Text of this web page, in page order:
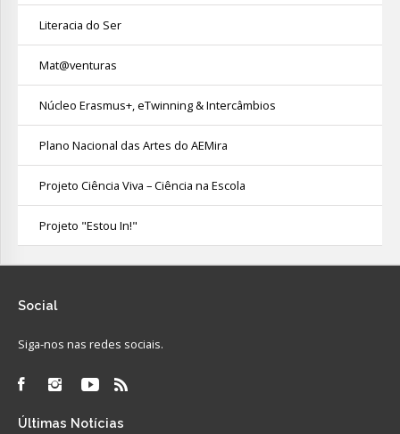
Literacia do Ser
Mat@venturas
Núcleo Erasmus+, eTwinning & Intercâmbios
Plano Nacional das Artes do AEMira
Projeto Ciência Viva – Ciência na Escola
Projeto "Estou In!"
Social
Siga-nos nas redes sociais.
Últimas Notícias